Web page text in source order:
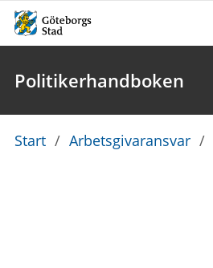
Politikerhandboken
Du
Start / Arbetsgivaransvar /